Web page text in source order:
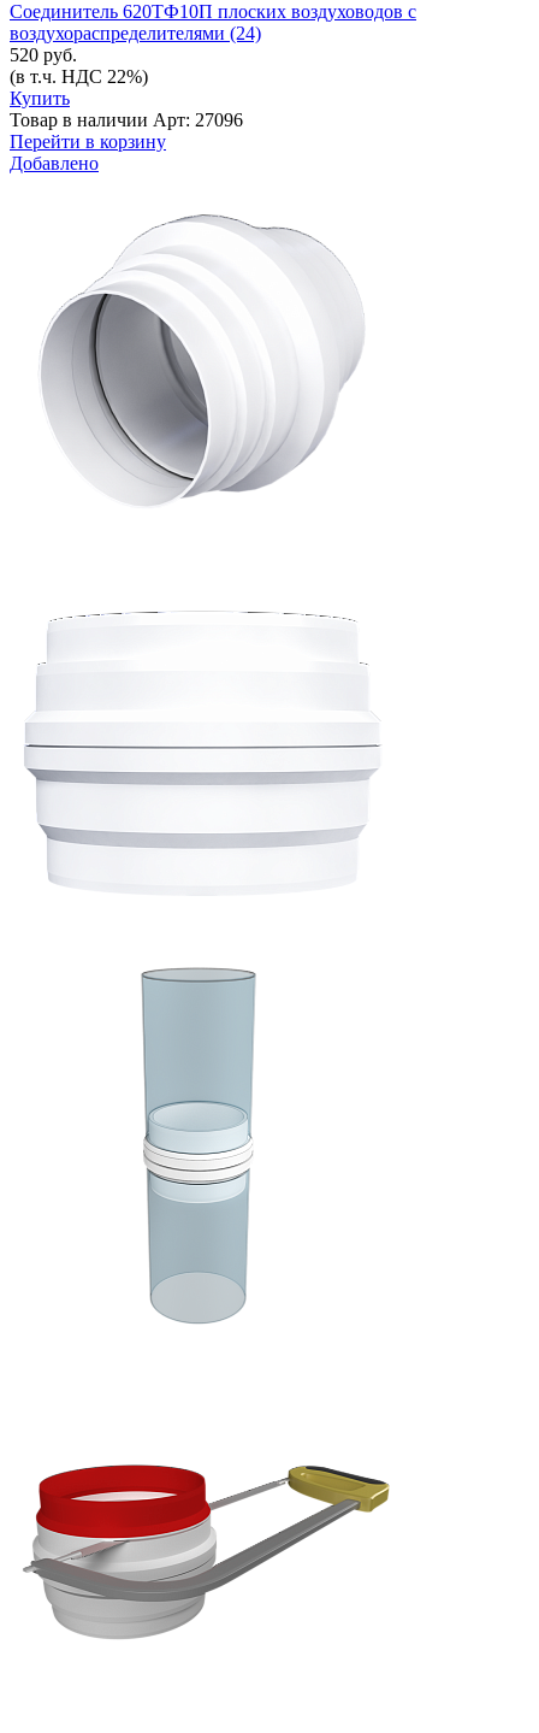
Соединитель 620ТФ10П плоских воздуховодов с
воздухораспределителями (24)
520 руб.
(в т.ч. НДС 22%)
Купить
Товар в наличии Арт: 27096
Перейти в корзину
Добавлено